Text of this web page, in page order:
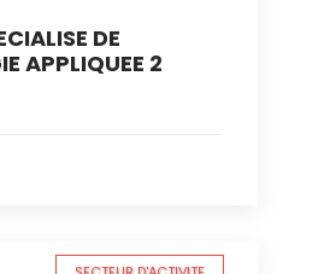
DE
APPLIQUEE 2